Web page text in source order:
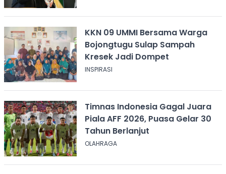
KKN 09 UMMI Bersama Warga
Bojongtugu Sulap Sampah
Kresek Jadi Dompet
INSPIRASI
Timnas Indonesia Gagal Juara
Piala AFF 2026, Puasa Gelar 30
Tahun Berlanjut
OLAHRAGA